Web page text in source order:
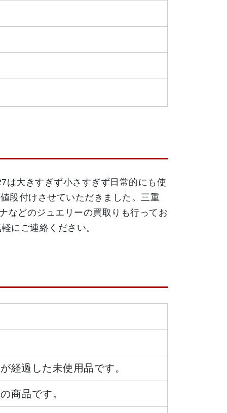
は大きすぎず小さすぎず日常的にも使
段付けさせていただきました。三重
などのジュエリーの買取りも行ってお
にご連絡ください。
経過した未使用品です。
商品です。